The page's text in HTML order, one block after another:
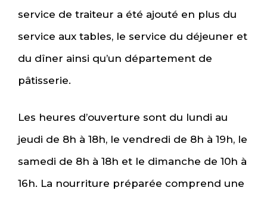
service de traiteur a été ajouté en plus du
service aux tables, le service du déjeuner et
du dîner ainsi qu’un département de
pâtisserie.
Les heures d’ouverture sont du lundi au
jeudi de 8h à 18h, le vendredi de 8h à 19h, le
samedi de 8h à 18h et le dimanche de 10h à
16h. La nourriture préparée comprend une